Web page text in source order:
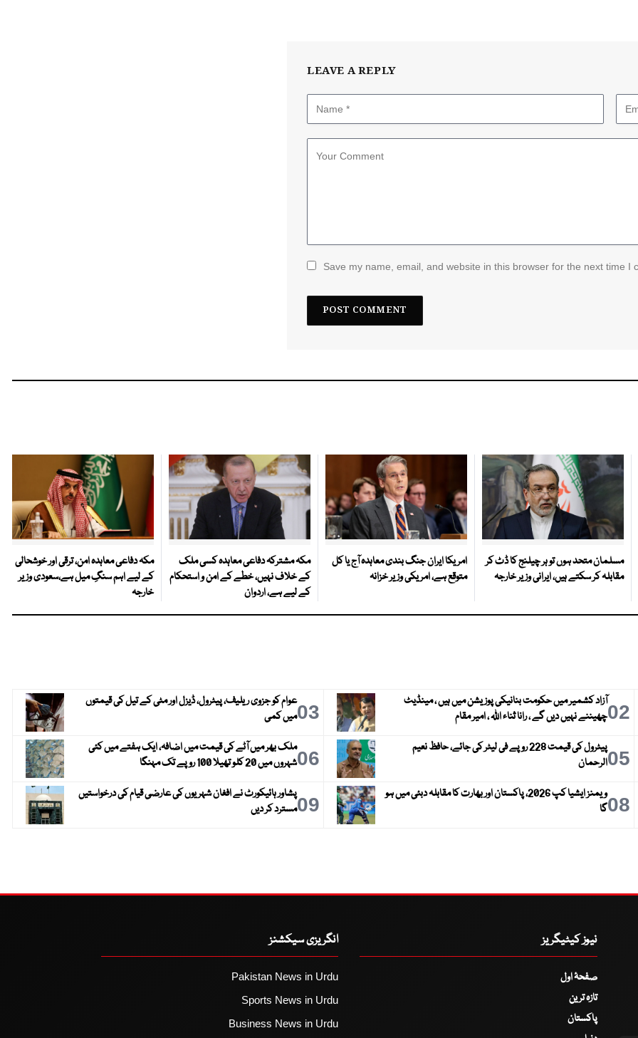
LEAVE A REPLY
Save my name, email, and website in this browser for the next time I
مسلمان متحد ہوں تو ہر چیلنج کا ڈٹ کر
مقابلہ کر سکتے ہیں، ایرانی وزیر خارجہ
امریکا ایران جنگ بندی معاہدہ آج یا کل
متوقع ہے، امریکی وزیر خزانہ
مکہ مشترکہ دفاعی معاہدہ کسی ملک
کے خلاف نہیں، خطے کے امن و استحکام
کے لیے ہے، اردوان
مکہ دفاعی معاہدہ امن، ترقی اور خوشحالی
کے لیے اہم سنگِ میل ہے،سعودی وزیر
خارجہ
02آزاد کشمیر میں حکومت بنانیکی پوزیشن میں ہیں ، مینڈیٹ
چھیننے نہیں دیں گے ، رانا ثناء اللہ ، امیر مقام
03عوام کو جزوی ریلیف، پیٹرول، ڈیزل اور مٹی کے تیل کی قیمتوں
میں کمی
05
پیٹرول کی قیمت 228 روپے فی لیٹر کی جائے، حافظ نعیم
الرحمان
06ملک بھر میں آٹے کی قیمت میں اضافہ، ایک ہفتے میں کئی
شہروں میں 20 کلو تھیلا 100 روپے تک مہنگا
08
ویمنز ایشیا کپ 2026، پاکستان اور بھارت کا مقابلہ دبئی میں ہو
گا
09پشاور ہائیکورٹ نے افغان شہریوں کی عارضی قیام کی درخواستیں
مسترد کر دیں
نیوز کیٹیگریز
صفحۂ اول
تازہ ترین
پاکستان
انگریزی سیکشنز
Pakistan News in Urdu
Sports News in Urdu
Business News in Urdu